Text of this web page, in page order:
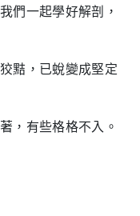
們一起學好解剖，
黠，已蛻變成堅定
有些格格不入。